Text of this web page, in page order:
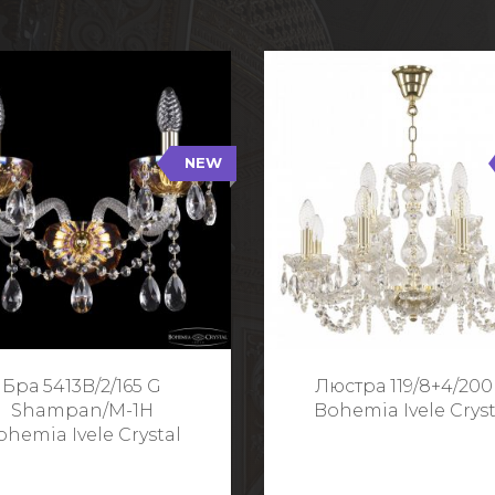
NEW
Бра 5413B/2/165 G
Shampan/M-1H
Ivele Crystal
2/165 G Shampan/M-1H
Тип: Хрустальные
арматуры: Золото/
Кол-во ламп: 2
Ширина: 35 см
Люстра 119/8+4/200
Bohemia Ivele
119/8+4/200 G
Тип: Стеклянный рожок
Цвет арматуры:
Кол-во ламп:
Диаметр: 58